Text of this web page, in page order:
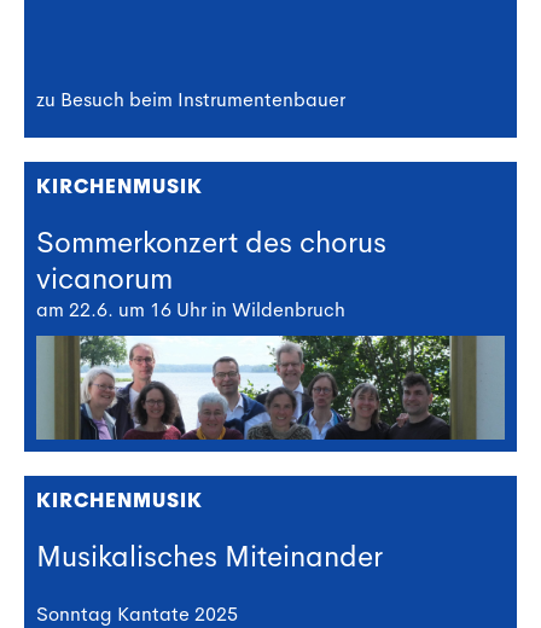
zu Besuch beim Instrumentenbauer
KIRCHENMUSIK
Sommerkonzert des chorus
vicanorum
am 22.6. um 16 Uhr in Wildenbruch
KIRCHENMUSIK
Musikalisches Miteinander
Sonntag Kantate 2025